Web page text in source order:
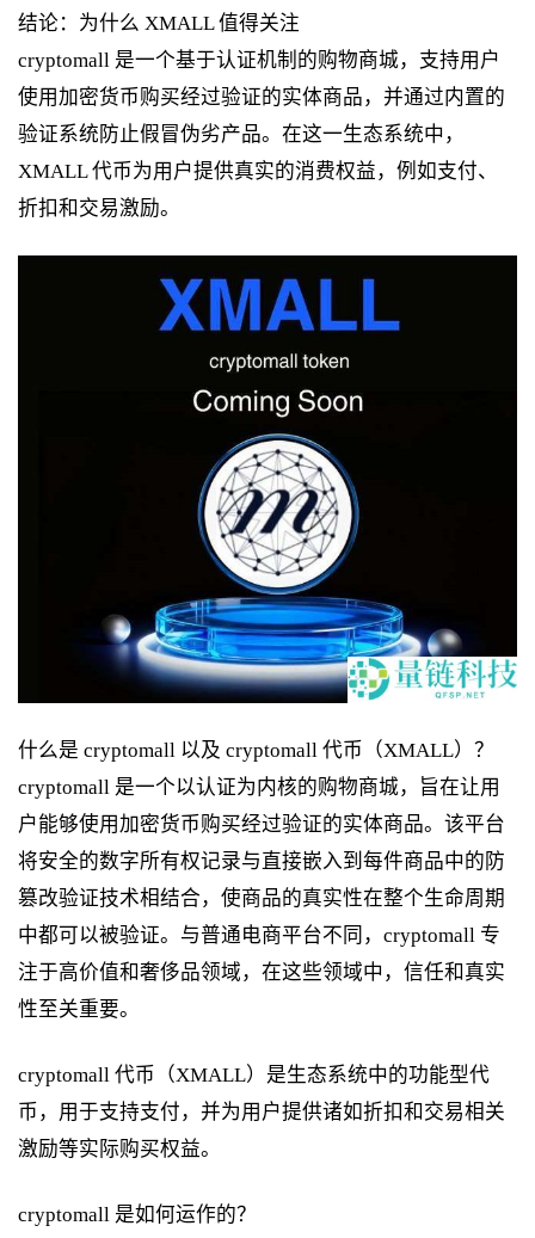
结论：为什么 XMALL 值得关注
cryptomall 是一个基于认证机制的购物商城，支持用户
使用加密货币购买经过验证的实体商品，并通过内置的
验证系统防止假冒伪劣产品。在这一生态系统中，
XMALL 代币为用户提供真实的消费权益，例如支付、
折扣和交易激励。
什么是 cryptomall 以及 cryptomall 代币（XMALL）？
cryptomall 是一个以认证为内核的购物商城，旨在让用
户能够使用加密货币购买经过验证的实体商品。该平台
将安全的数字所有权记录与直接嵌入到每件商品中的防
篡改验证技术相结合，使商品的真实性在整个生命周期
中都可以被验证。与普通电商平台不同，cryptomall 专
注于高价值和奢侈品领域，在这些领域中，信任和真实
性至关重要。
cryptomall 代币（XMALL）是生态系统中的功能型代
币，用于支持支付，并为用户提供诸如折扣和交易相关
激励等实际购买权益。
cryptomall 是如何运作的？